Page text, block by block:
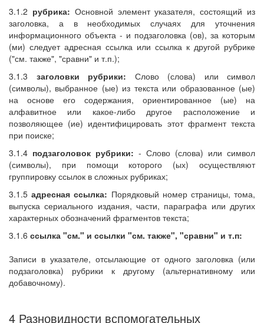
3.1.2 рубрика: Основной элемент указателя, состоящий из
заголовка, а в необходимых случаях для уточнения
информационного объекта - и подзаголовка (ов), за которым
(ми) следует адресная ссылка или ссылка к другой рубрике
("см. также", "сравни" и т.п.);
3.1.3 заголовки рубрики: Слово (слова) или символ
(символы), выбранное (ые) из текста или образованное (ые)
на основе его содержания, ориентированное (ые) на
алфавитное или какое-либо другое расположение и
позволяющее (ие) идентифицировать этот фрагмент текста
при поиске;
3.1.4 подзаголовок рубрики: - Слово (слова) или символ
(символы), при помощи которого (ых) осуществляют
группировку ссылок в сложных рубриках;
3.1.5адресная ссылка: Порядковый номер страницы, тома,
выпуска сериального издания, части, параграфа или других
характерных обозначений фрагментов текста;
3.1.6 ссылка "см." и ссылки "см. также", "сравни" и т.п:
Записи в указателе, отсылающие от одного заголовка (или
подзаголовка) рубрики к другому (альтернативному или
добавочному).
4 Разновидности вспомогательных